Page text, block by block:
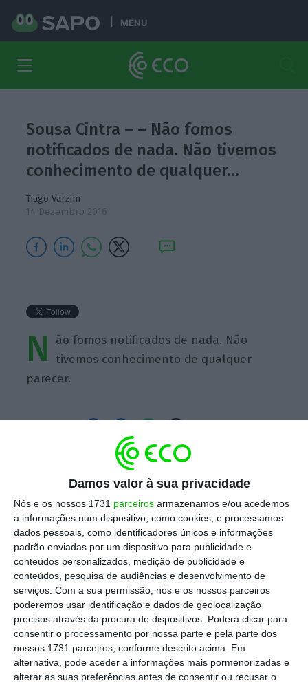
Damos valor à sua privacidade
Nós e os nossos 1731 parceiros armazenamos e/ou acedemos
a informações num dispositivo, como cookies, e processamos
dados pessoais, como identificadores únicos e informações
padrão enviadas por um dispositivo para publicidade e
conteúdos personalizados, medição de publicidade e
conteúdos, pesquisa de audiências e desenvolvimento de
serviços. Com a sua permissão, nós e os nossos parceiros
poderemos usar identificação e dados de geolocalização
precisos através da procura de dispositivos. Poderá clicar para
consentir o processamento por nossa parte e pela parte dos
nossos 1731 parceiros, conforme descrito acima. Em
alternativa, pode aceder a informações mais pormenorizadas e
alterar as suas preferências antes de consentir ou recusar o
MENU
Sousa Cintra – – Não fomos
notificados de nada. Não tivemos
conhecimento de qualquer…
Tiago Varzim
14 Dezembro 2016
N
ão fomos notificados de nada. Não
tivemos conhecimento de qualquer
parecer.
Assine o ECO Premium
No momento em que a informação é
mais importante do que nunca, apoie
o jornalismo independente e rigoroso.
De que forma? Assine o ECO Premium e
tenha acesso a notícias exclusivas, à